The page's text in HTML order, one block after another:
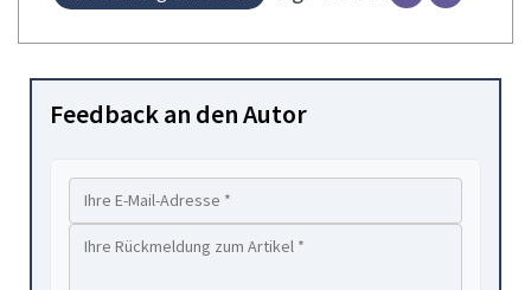
Feedback an den Autor